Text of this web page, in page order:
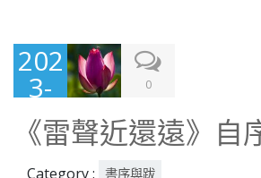
202
3-
11-
07
0
《雷聲近還遠》自
Category : 書序與跋